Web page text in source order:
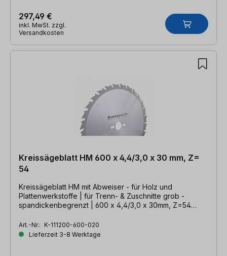
297,49 €
inkl. MwSt. zzgl.
Versandkosten
Kreissägeblatt HM 600 x 4,4/3,0 x 30 mm, Z=
54
Kreissägeblatt HM mit Abweiser - für Holz und
Plattenwerkstoffe | für Trenn- & Zuschnitte grob -
spandickenbegrenzt | 600 x 4,4/3,0 x 30mm, Z=54
Art.-Nr.: K-111200-600-020
Lieferzeit 3-8 Werktage